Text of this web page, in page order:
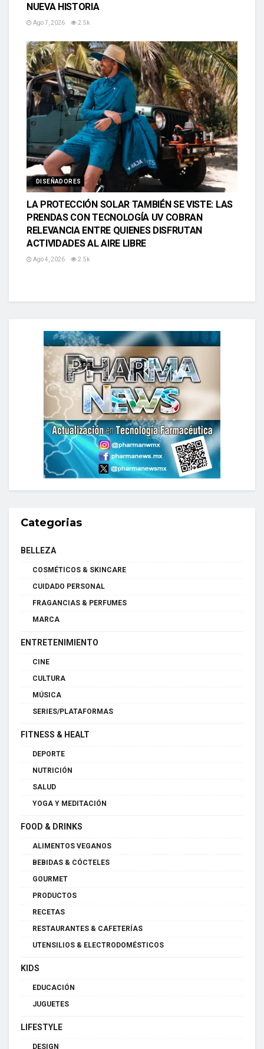
NUEVA HISTORIA
Ago 7, 2026 2.5k
DISEÑADORES
LA PROTECCIÓN SOLAR TAMBIÉN SE VISTE: LAS
PRENDAS CON TECNOLOGÍA UV COBRAN
RELEVANCIA ENTRE QUIENES DISFRUTAN
ACTIVIDADES AL AIRE LIBRE
Ago 4, 2026 2.5k
Categorias
BELLEZA
COSMÉTICOS & SKINCARE
CUIDADO PERSONAL
FRAGANCIAS & PERFUMES
MARCA
ENTRETENIMIENTO
CINE
CULTURA
MÚSICA
SERIES/PLATAFORMAS
FITNESS & HEALT
DEPORTE
NUTRICIÓN
SALUD
YOGA Y MEDITACIÓN
FOOD & DRINKS
ALIMENTOS VEGANOS
BEBIDAS & CÓCTELES
GOURMET
PRODUCTOS
RECETAS
RESTAURANTES & CAFETERÍAS
UTENSILIOS & ELECTRODOMÉSTICOS
KIDS
EDUCACIÓN
JUGUETES
LIFESTYLE
DESIGN